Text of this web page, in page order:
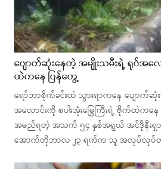
ပျောက်ဆုံးနေတဲ့ အမျိုးသမီးရဲ့ ရုပ်အလေ
ထဲကနေ ပြန်တွေ့
ရော်ဘာစိုက်ခင်းထဲ သွားရာကနေ ပျောက်ဆုံ
အလောင်းကို စပါးအုံးမြွေကြီးရဲ့ ဗိုက်ထဲကန
အမည်ရတဲ့ အသက် ၅၄ နှစ်အရွယ် အင်ဒိုနီးရှာ
အောက်တိုဘာလ ၂၃ ရက်က သူ အလုပ်လုပ်တဲ့